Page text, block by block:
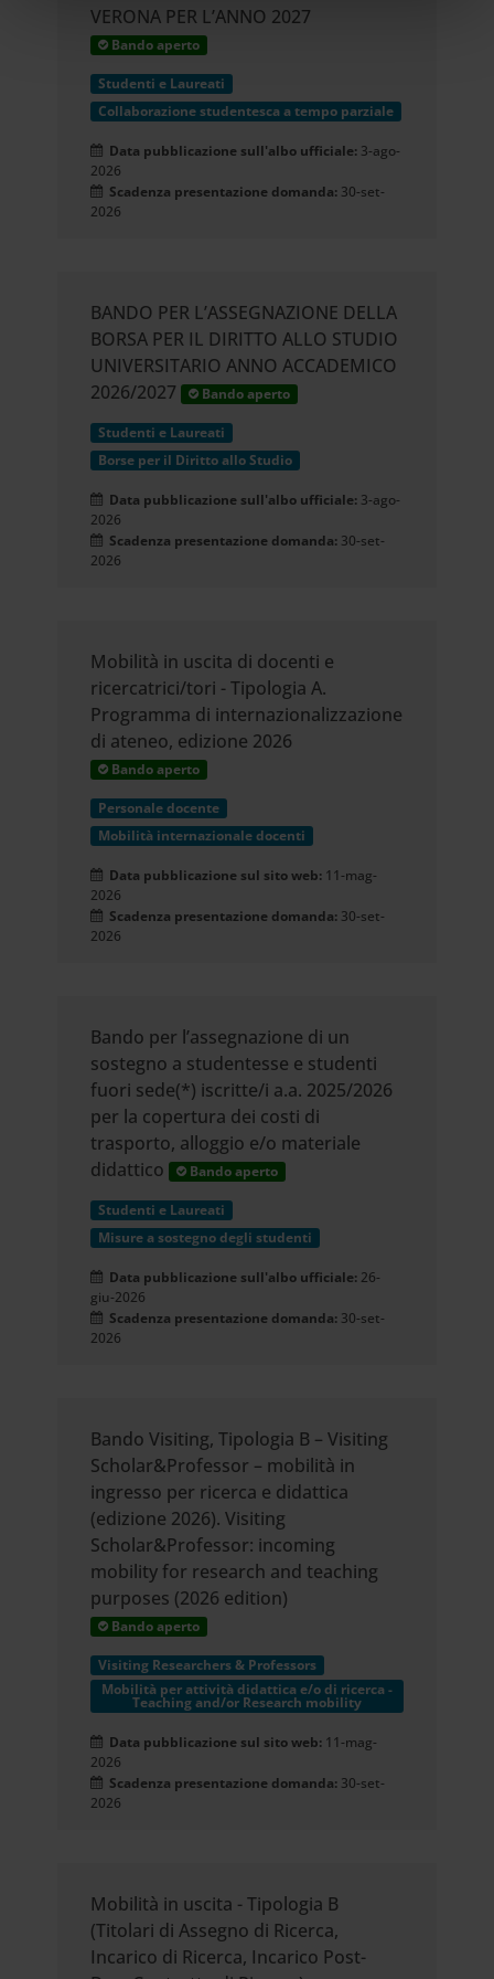
un'approssimazione di
qualche metro,
Identificare il tuo dispositivo,
scansionandolo attivamente
alla ricerca di caratteristiche
elaborati i tuoi dati personali e
imposta le tue preferenze nella
sezione dettagli. Puoi modificare
o ritirare il tuo consenso in
qualsiasi momento dalla
Dichiarazione sui cookie.
personalizzare contenuti ed
annunci, per fornire funzionalità
dei social media e per analizzare il
nostro traffico. Condividiamo
inoltre informazioni sul modo in cui
utilizzi il nostro sito con i nostri
partner che si occupano di analisi
combinarle con altre informazioni
che hai fornito loro o che hanno
raccolto dal tuo utilizzo dei loro
servizi.
VERONA PER L’ANNO 2027
Bando aperto
Studenti e Laureati
Collaborazione studentesca a tempo parziale
Data pubblicazione sull'albo ufficiale: 3-ago-
2026
Scadenza presentazione domanda: 30-set-
2026
BANDO PER L’ASSEGNAZIONE DELLA
BORSA PER IL DIRITTO ALLO STUDIO
UNIVERSITARIO ANNO ACCADEMICO
2026/2027
Bando aperto
Studenti e Laureati
Borse per il Diritto allo Studio
Data pubblicazione sull'albo ufficiale: 3-ago-
2026
Scadenza presentazione domanda: 30-set-
2026
Mobilità in uscita di docenti e
ricercatrici/tori - Tipologia A.
Programma di internazionalizzazione
di ateneo, edizione 2026
Bando aperto
Personale docente
Mobilità internazionale docenti
Data pubblicazione sul sito web: 11-mag-
2026
Scadenza presentazione domanda: 30-set-
2026
Bando per l’assegnazione di un
sostegno a studentesse e studenti
fuori sede(*) iscritte/i a.a. 2025/2026
per la copertura dei costi di
trasporto, alloggio e/o materiale
didattico
Bando aperto
Studenti e Laureati
Misure a sostegno degli studenti
Data pubblicazione sull'albo ufficiale: 26-
giu-2026
Scadenza presentazione domanda: 30-set-
2026
Bando Visiting, Tipologia B – Visiting
Scholar&Professor – mobilità in
ingresso per ricerca e didattica
(edizione 2026). Visiting
Scholar&Professor: incoming
mobility for research and teaching
purposes (2026 edition)
Bando aperto
Visiting Researchers & Professors
Mobilità per attività didattica e/o di ricerca -
Teaching and/or Research mobility
Data pubblicazione sul sito web: 11-mag-
2026
Scadenza presentazione domanda: 30-set-
2026
Mobilità in uscita - Tipologia B
(Titolari di Assegno di Ricerca,
Incarico di Ricerca, Incarico Post-